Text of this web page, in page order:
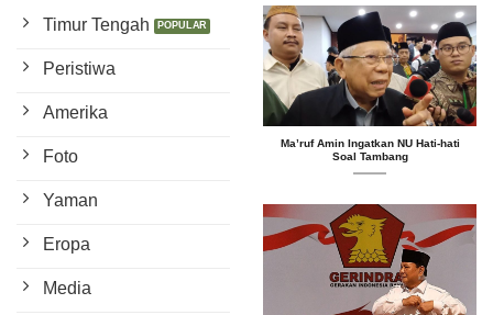
Timur Tengah
Peristiwa
Amerika
Foto
Yaman
Eropa
Media
Ma’ruf Amin Ingatkan NU Hati-hati
Soal Tambang